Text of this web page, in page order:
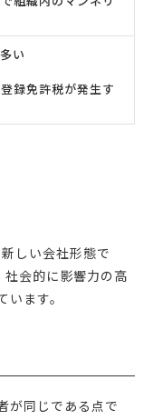
い
録免許税が発生す
しい会社形態で
会的に影響力の高
ます。
が同じである点で